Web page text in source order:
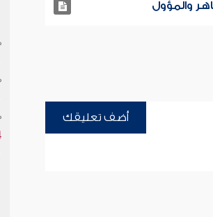
أضف تعليقك